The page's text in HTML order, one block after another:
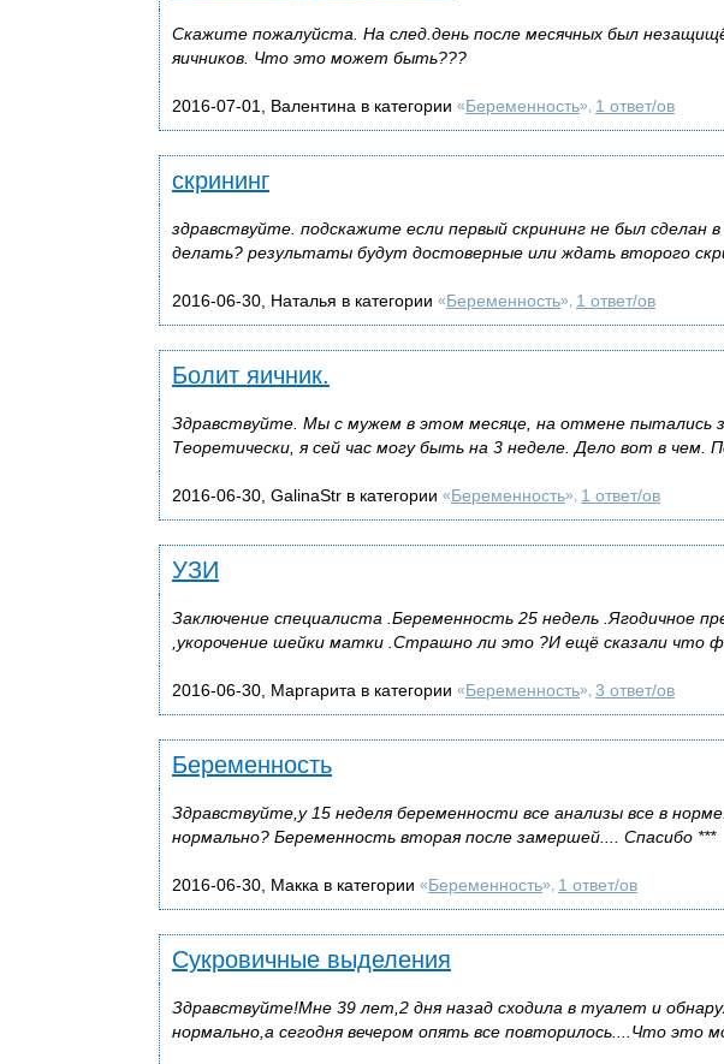
Скажите пожалуйста. На след.день после месячных был
яичников. Что это может быть???
2016-07-01, Валентина в категории «Беременность», 1 ответ/ов
скрининг
здравствуйте. подскажите если первый скрининг не был сделан
делать? результаты будут достоверные или ждать второго
2016-06-30, Наталья в категории «Беременность», 1 ответ/ов
Болит яичник.
Здравствуйте. Мы с мужем в этом месяце, на отмене пытались
Теоретически, я сей час могу быть на 3 неделе. Дело вот в
2016-06-30, GalinaStr в категории «Беременность», 1 ответ/ов
УЗИ
Заключение специалиста .Беременность 25 недель .Ягодичное
,укорочение шейки матки .Страшно ли это ?И ещё сказали что
2016-06-30, Маргарита в категории «Беременность», 3 ответ/ов
Беременность
Здравствуйте,у 15 неделя беременности все анализы все в
нормально? Беременность вторая после замершей.... Спасибо ***
2016-06-30, Макка в категории «Беременность», 1 ответ/ов
Сукровичные выделения
Здравствуйте!Мне 39 лет,2 дня назад сходила в туалет и
нормально,а сегодня вечером опять все повторилось....Что